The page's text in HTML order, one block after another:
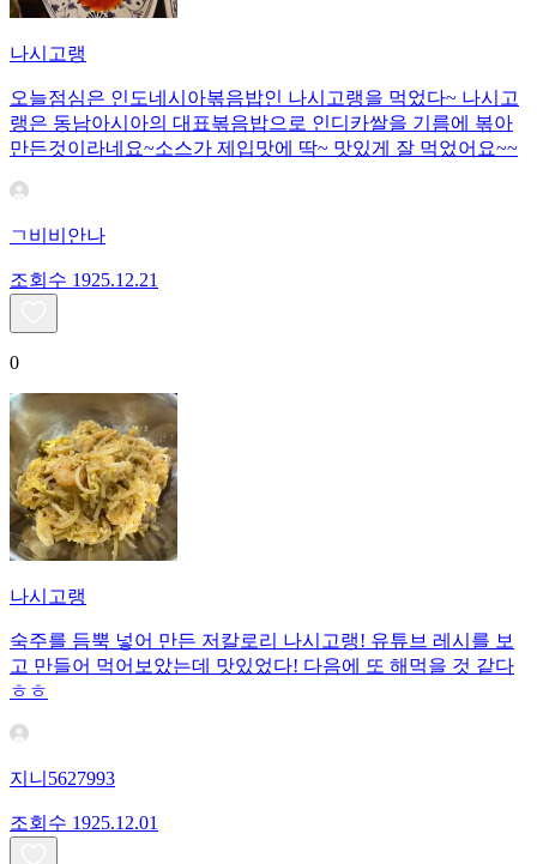
나시고랭
오늘점심은 인도네시아볶음밥인 나시고랭을 먹었다~ 나시고
랭은 동남아시아의 대표볶음밥으로 인디카쌀을 기름에 볶아
만든것이라네요~소스가 제입맛에 딱~ 맛있게 잘 먹었어요~~
ㄱ비비안나
조회수 1925.12.21
0
나시고랭
숙주를 듬뿍 넣어 만든 저칼로리 나시고랭! 유튜브 레시를 보
고 만들어 먹어보았는데 맛있었다! 다음에 또 해먹을 것 같다
ㅎㅎ
지니5627993
조회수 1925.12.01